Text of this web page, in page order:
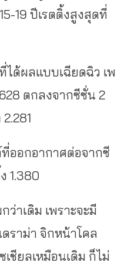
19 ปีเรตติ้งสูงสุดที่
ด้ผลแบบเฉียดฉิว เพ
ตกลงจากซีซั่น 2
ออกอากาศต่อจากซี
1.380
าเดิม เพราะจะมี
ราม่า จิกหน้าโคล
ชียลเหมือนเดิม ก็ไม่